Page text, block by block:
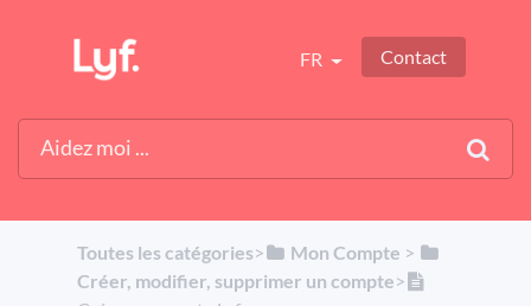
FR Contact
Toutes les catégories​>​ ​Mon Compte ​ > ​
Créer, modifier, supprimer un compte​>​